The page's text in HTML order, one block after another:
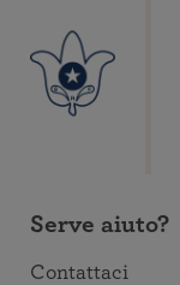
Serve aiuto?
Contattaci